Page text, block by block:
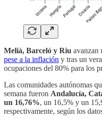
Meliá, Barceló y Riu avanzan
pese a la inflación y tras un
ocupaciones del 80% para los
Las comunidades autónomas
semana fueron Andalucía,
un 16,76%, un 16,5% y un
respectivamente, según los